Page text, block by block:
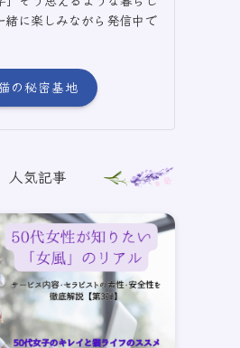
緒に楽しみながら発信中で
の秘密基地
人気記事